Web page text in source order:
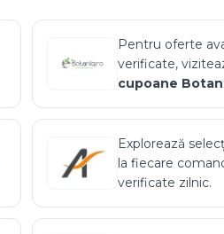
Pentru oferte
verificate,
cupoane
Explorează
la fiecare
verificate zilnic.